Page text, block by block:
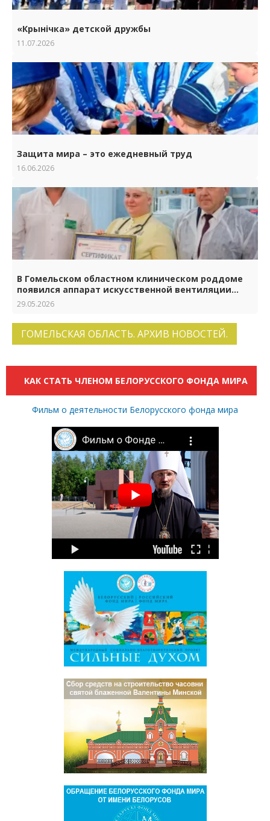
«Крынічка» детской дружбы
11.07.2026
Защита мира – это ежедневный труд
16.06.2026
В Гомельском областном клиническом роддоме
появился аппарат искусственной вентиляции
лёгких нового поколения
29.05.2026
ГОМЕЛЬСКАЯ ОБЛАСТЬ. АРХИВ НОВОСТЕЙ.
КАК СТАТЬ ЧЛЕНОМ БЕЛОРУССКОГО ФОНДА МИРА
Фильм о деятельности Белорусского фонда мира